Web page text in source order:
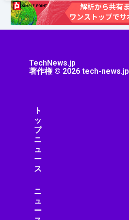
TechNews.jp
著作権 © 2026 tech-news.jp
ト
ッ
プ
ニ
ュ
ー
ス
ニ
ュ
ー